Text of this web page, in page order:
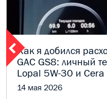
Как я добился
GAC GS8: личный
Lopal 5W-30 и Cera
14 мая 2026